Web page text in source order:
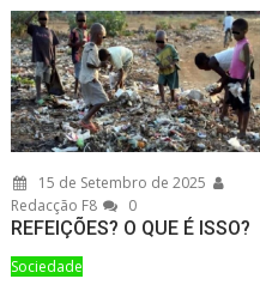
15 de Setembro de 2025
Redacção F8
0
REFEIÇÕES? O QUE É ISSO?
Sociedade